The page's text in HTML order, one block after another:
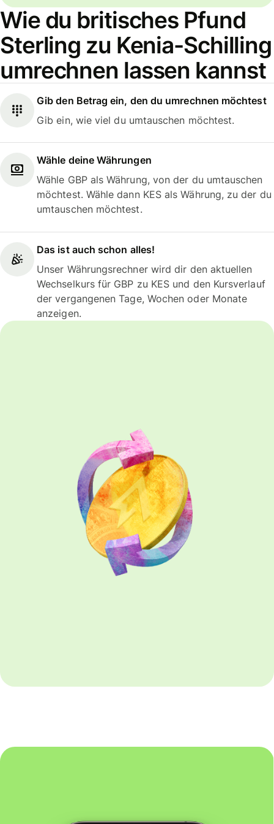
Wie du britisches Pfund
Sterling zu Kenia-Schilling
umrechnen lassen kannst
Gib den Betrag ein, den du umrechnen möchtest
Gib ein, wie viel du umtauschen möchtest.
Wähle deine Währungen
Wähle GBP als Währung, von der du umtauschen
möchtest. Wähle dann KES als Währung, zu der du
umtauschen möchtest.
Das ist auch schon alles!
Unser Währungsrechner wird dir den aktuellen
Wechselkurs für GBP zu KES und den Kursverlauf
der vergangenen Tage, Wochen oder Monate
anzeigen.